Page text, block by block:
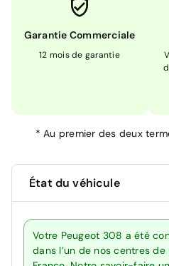
Garantie Commerciale
12 mois de garantie
*Au premier des deux
État du véhicule
Votre Peugeot 308 a été
dans l’un de nos centres